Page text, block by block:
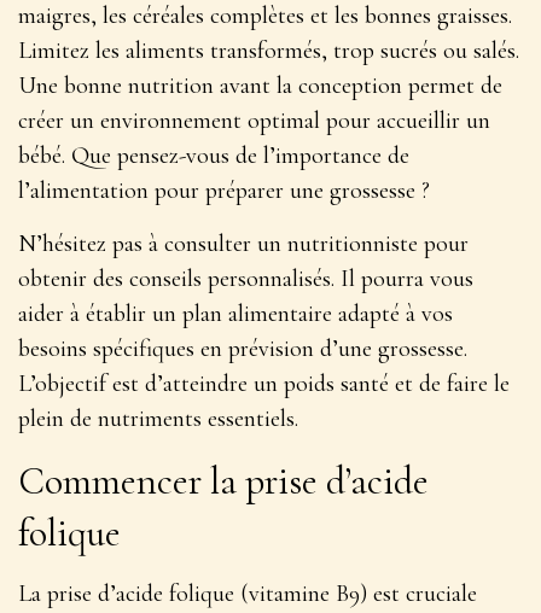
maigres, les céréales complètes et les bonnes graisses.
Limitez les aliments transformés, trop sucrés ou salés.
Une bonne nutrition avant la conception permet de
créer un environnement optimal pour accueillir un
bébé. Que pensez-vous de l’importance de
l’alimentation pour préparer une grossesse ?
N’hésitez pas à consulter un nutritionniste pour
obtenir des conseils personnalisés. Il pourra vous
aider à établir un plan alimentaire adapté à vos
besoins spécifiques en prévision d’une grossesse.
L’objectif est d’atteindre un poids santé et de faire le
plein de nutriments essentiels.
Commencer la prise d’acide
folique
La prise d’acide folique (vitamine B9) est cruciale